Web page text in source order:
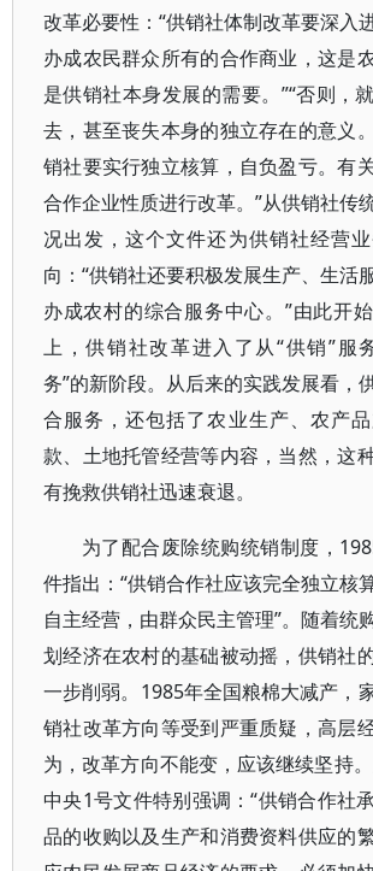
改革必要性：“供销社体制改革要深入
办成农民群众所有的合作商业，这是
是供销社本身发展的需要。”“否则，
去，甚至丧失本身的独立存在的意义
销社要实行独立核算，自负盈亏。有
合作企业性质进行改革。”从供销社传
况出发，这个文件还为供销社经营
向：“供销社还要积极发展生产、生活
办成农村的综合服务中心。”由此开
上，供销社改革进入了从“供销”服
务”的新阶段。从后来的实践发展看，
合服务，还包括了农业生产、农产
款、土地托管经营等内容，当然，这
有挽救供销社迅速衰退。
为了配合废除统购统销制度，
件指出：“供销合作社应该完全独立核
自主经营，由群众民主管理”。随着统
划经济在农村的基础被动摇，供销社
一步削弱。1985年全国粮棉大减产，
销社改革方向等受到严重质疑，高层
为，改革方向不能变，应该继续坚持
中央1号文件特别强调：“供销合作社
品的收购以及生产和消费资料供应的